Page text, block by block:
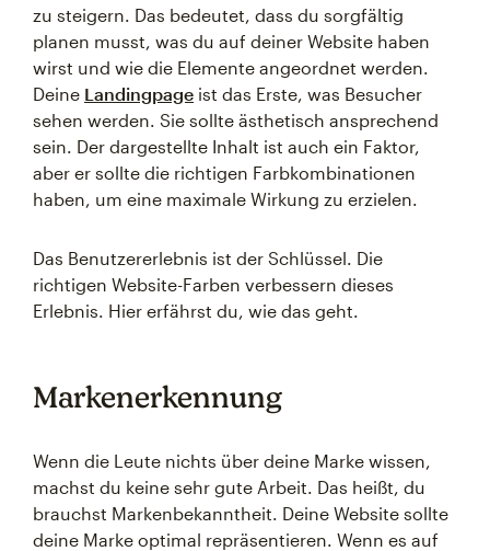
zu steigern. Das bedeutet, dass du sorgfältig
planen musst, was du auf deiner Website haben
wirst und wie die Elemente angeordnet werden.
Deine Landingpage ist das Erste, was Besucher
sehen werden. Sie sollte ästhetisch ansprechend
sein. Der dargestellte Inhalt ist auch ein Faktor,
aber er sollte die richtigen Farbkombinationen
haben, um eine maximale Wirkung zu erzielen.
Das Benutzererlebnis ist der Schlüssel. Die
richtigen Website-Farben verbessern dieses
Erlebnis. Hier erfährst du, wie das geht.
Markenerkennung
Wenn die Leute nichts über deine Marke wissen,
machst du keine sehr gute Arbeit. Das heißt, du
brauchst Markenbekanntheit. Deine Website sollte
deine Marke optimal repräsentieren. Wenn es auf